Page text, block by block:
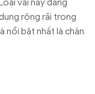
vải này đang
rộng rãi trong
nổi bật nhất là chăn